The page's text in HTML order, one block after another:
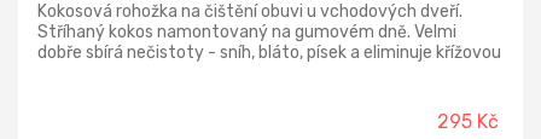
Kokosová rohožka na čištění obuvi u vchodových dveří.
Stříhaný kokos namontovaný na gumovém dně. Velmi
dobře sbírá nečistoty - sníh, bláto, písek a eliminuje křížovou
295 Kč